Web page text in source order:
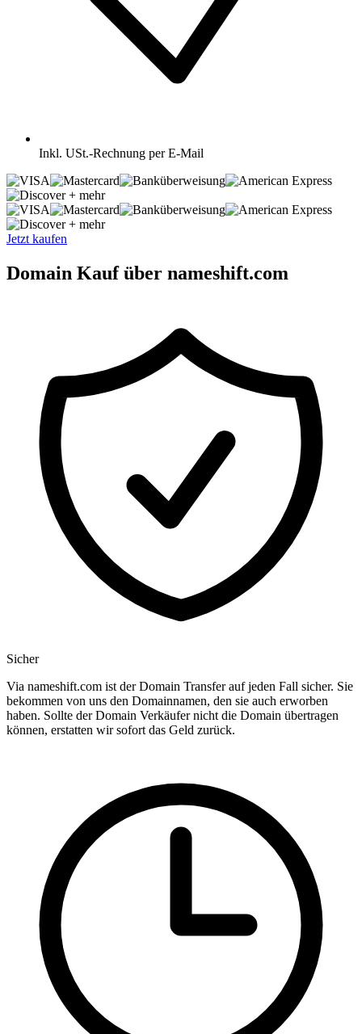
Inkl. USt.-Rechnung per E-Mail
+ mehr
+ mehr
Jetzt kaufen
Domain Kauf über nameshift.com
Sicher
Via nameshift.com ist der Domain Transfer auf jeden Fall sicher. Sie
bekommen von uns den Domainnamen, den sie auch erworben
haben. Sollte der Domain Verkäufer nicht die Domain übertragen
können, erstatten wir sofort das Geld zurück.